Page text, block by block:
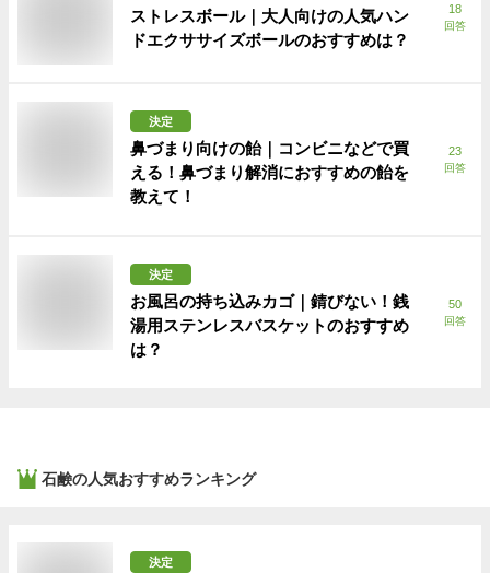
ストレスボール｜大人向けの人気ハン
ドエクササイズボールのおすすめは？
18
回答
決定
鼻づまり向けの飴｜コンビニなどで買
える！鼻づまり解消におすすめの飴を
教えて！
23
回答
決定
お風呂の持ち込みカゴ｜錆びない！銭
湯用ステンレスバスケットのおすすめ
は？
50
回答
石鹸の人気おすすめランキング
決定